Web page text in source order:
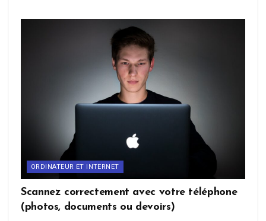
ORDINATEUR ET INTERNET
Scannez correctement avec votre téléphone
(photos, documents ou devoirs)